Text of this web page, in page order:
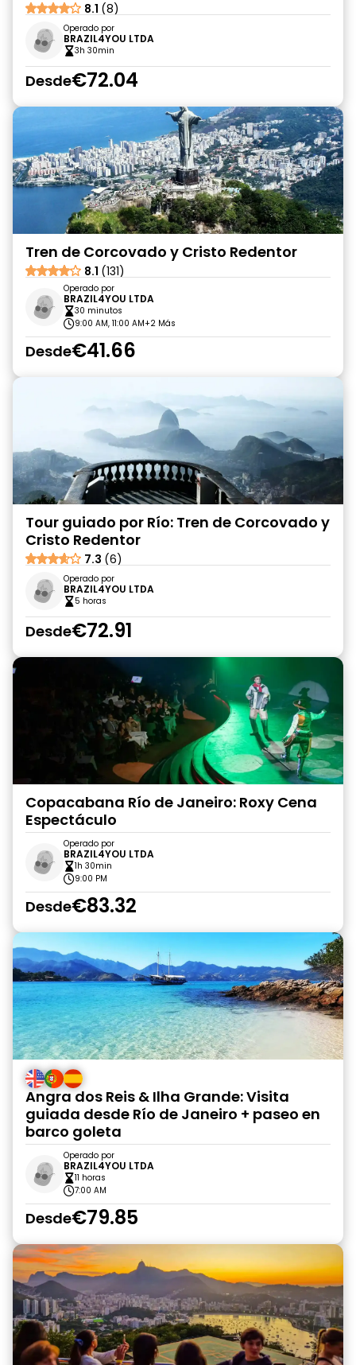
8.1 (8)
Operado por
BRAZIL4YOU LTDA
3h 30min
Desde€72.04
Tren de Corcovado y Cristo Redentor
8.1 (131)
Operado por
BRAZIL4YOU LTDA
30 minutos
9:00 AM, 11:00 AM+2 Más
Desde€41.66
Tour guiado por Río: Tren de Corcovado y
Cristo Redentor
7.3 (6)
Operado por
BRAZIL4YOU LTDA
5 horas
Desde€72.91
Copacabana Río de Janeiro: Roxy Cena
Espectáculo
Operado por
BRAZIL4YOU LTDA
1h 30min
9:00 PM
Desde€83.32
Angra dos Reis & Ilha Grande: Visita
guiada desde Río de Janeiro + paseo en
barco goleta
Operado por
BRAZIL4YOU LTDA
11 horas
7:00 AM
Desde€79.85